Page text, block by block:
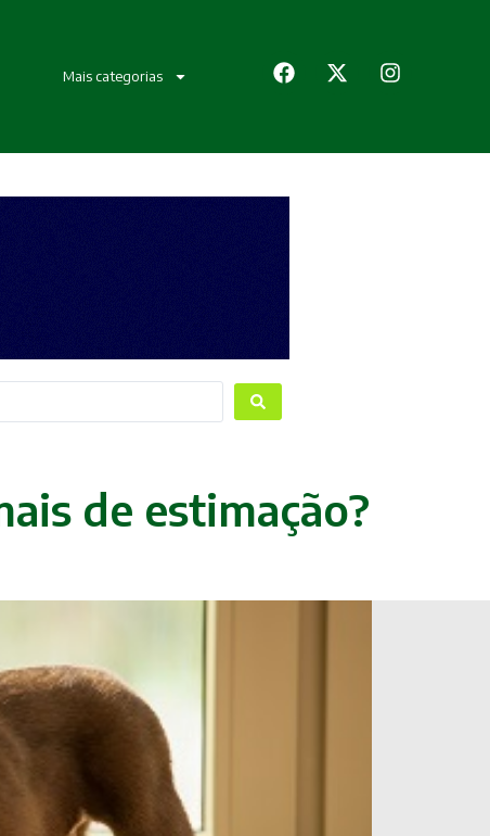
Mais categorias
de estimação?